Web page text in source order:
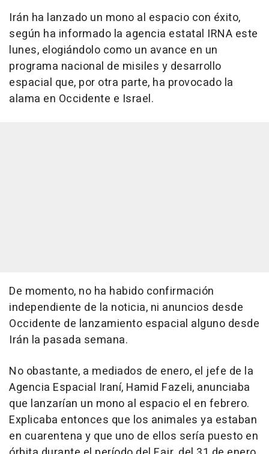
Irán ha lanzado un mono al espacio con éxito,
según ha informado la agencia estatal IRNA este
lunes, elogiándolo como un avance en un
programa nacional de misiles y desarrollo
espacial que, por otra parte, ha provocado la
alama en Occidente e Israel.
De momento, no ha habido confirmación
independiente de la noticia, ni anuncios desde
Occidente de lanzamiento espacial alguno desde
Irán la pasada semana.
No obastante, a mediados de enero, el jefe de la
Agencia Espacial Iraní, Hamid Fazeli, anunciaba
que lanzarían un mono al espacio el en febrero.
Explicaba entonces que los animales ya estaban
en cuarentena y que uno de ellos sería puesto en